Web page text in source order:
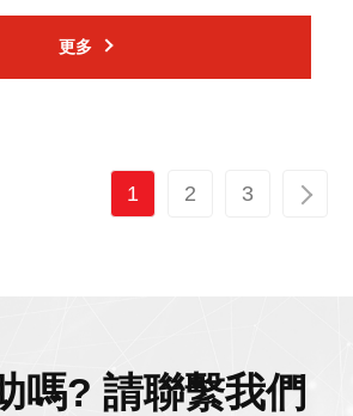
更多
1 2 3
嗎? 請聯繫我們